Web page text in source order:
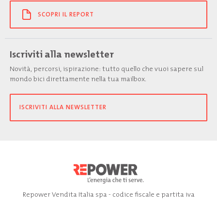
SCOPRI IL REPORT
Iscriviti alla newsletter
Novità, percorsi, ispirazione: tutto quello che vuoi sapere sul
mondo bici direttamente nella tua mailbox.
ISCRIVITI ALLA NEWSLETTER
Repower Vendita Italia spa - codice fiscale e partita iva